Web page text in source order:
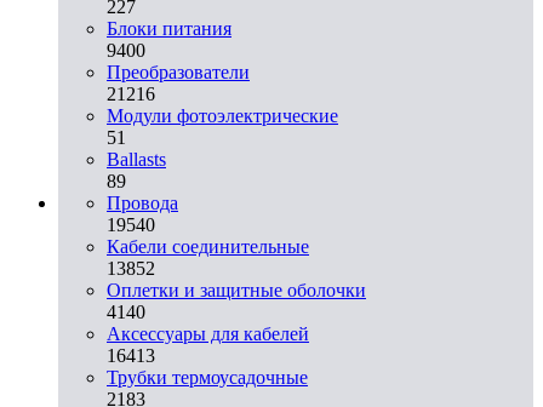
227
Блоки питания
9400
Преобразователи
21216
Модули фотоэлектрические
51
Ballasts
89
Провода
19540
Кабели соединительные
13852
Оплетки и защитные оболочки
4140
Аксессуары для кабелей
16413
Трубки термоусадочные
2183